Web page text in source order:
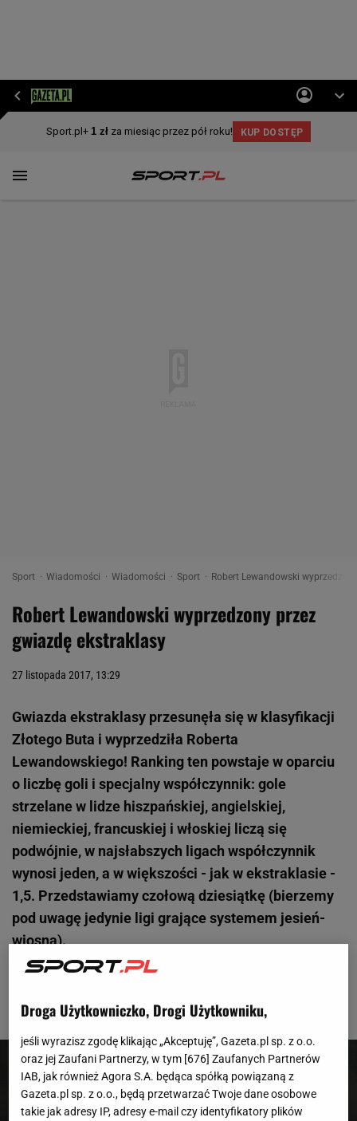
Sport Wiadomości Wiadomości Sport Robert Lewandowski
Robert Lewandowski wyprzedzony przez
gwiazdę ekstraklasy
27 listopada 2017, 13:29
Gwiazda ekstraklasy przesunęła się w klasyfikacji
Złotego Buta i wyprzedziła Roberta
Lewandowskiego! Ranking ten powstaje w oparciu
o liczbę goli i specjalny współczynnik: gole
strzelane w lidze hiszpańskiej, angielskiej,
niemieckiej, francuskiej i włoskiej liczą się
podwójnie, w najsłabszych ligach współczynnik
wynosi jeden, a w większości - jak w ekstraklasie -
1,5. Przedstawiamy czołową dziesiątkę (bierzemy
pod uwagę jedynie ligi grające systemem jesień-
wiosna).
Droga Użytkowniczko, Drogi Użytkowniku,
jeśli wyrazisz zgodę klikając „Akceptuję”, Gazeta.pl sp. z o.o.
oraz jej Zaufani Partnerzy, w tym [676] Zaufanych Partnerów
IAB, jak również Agora S.A. będąca spółką powiązaną z
Gazeta.pl sp. z o.o., będą przetwarzać Twoje dane osobowe
takie jak adresy IP, adresy e-mail czy identyfikatory plików